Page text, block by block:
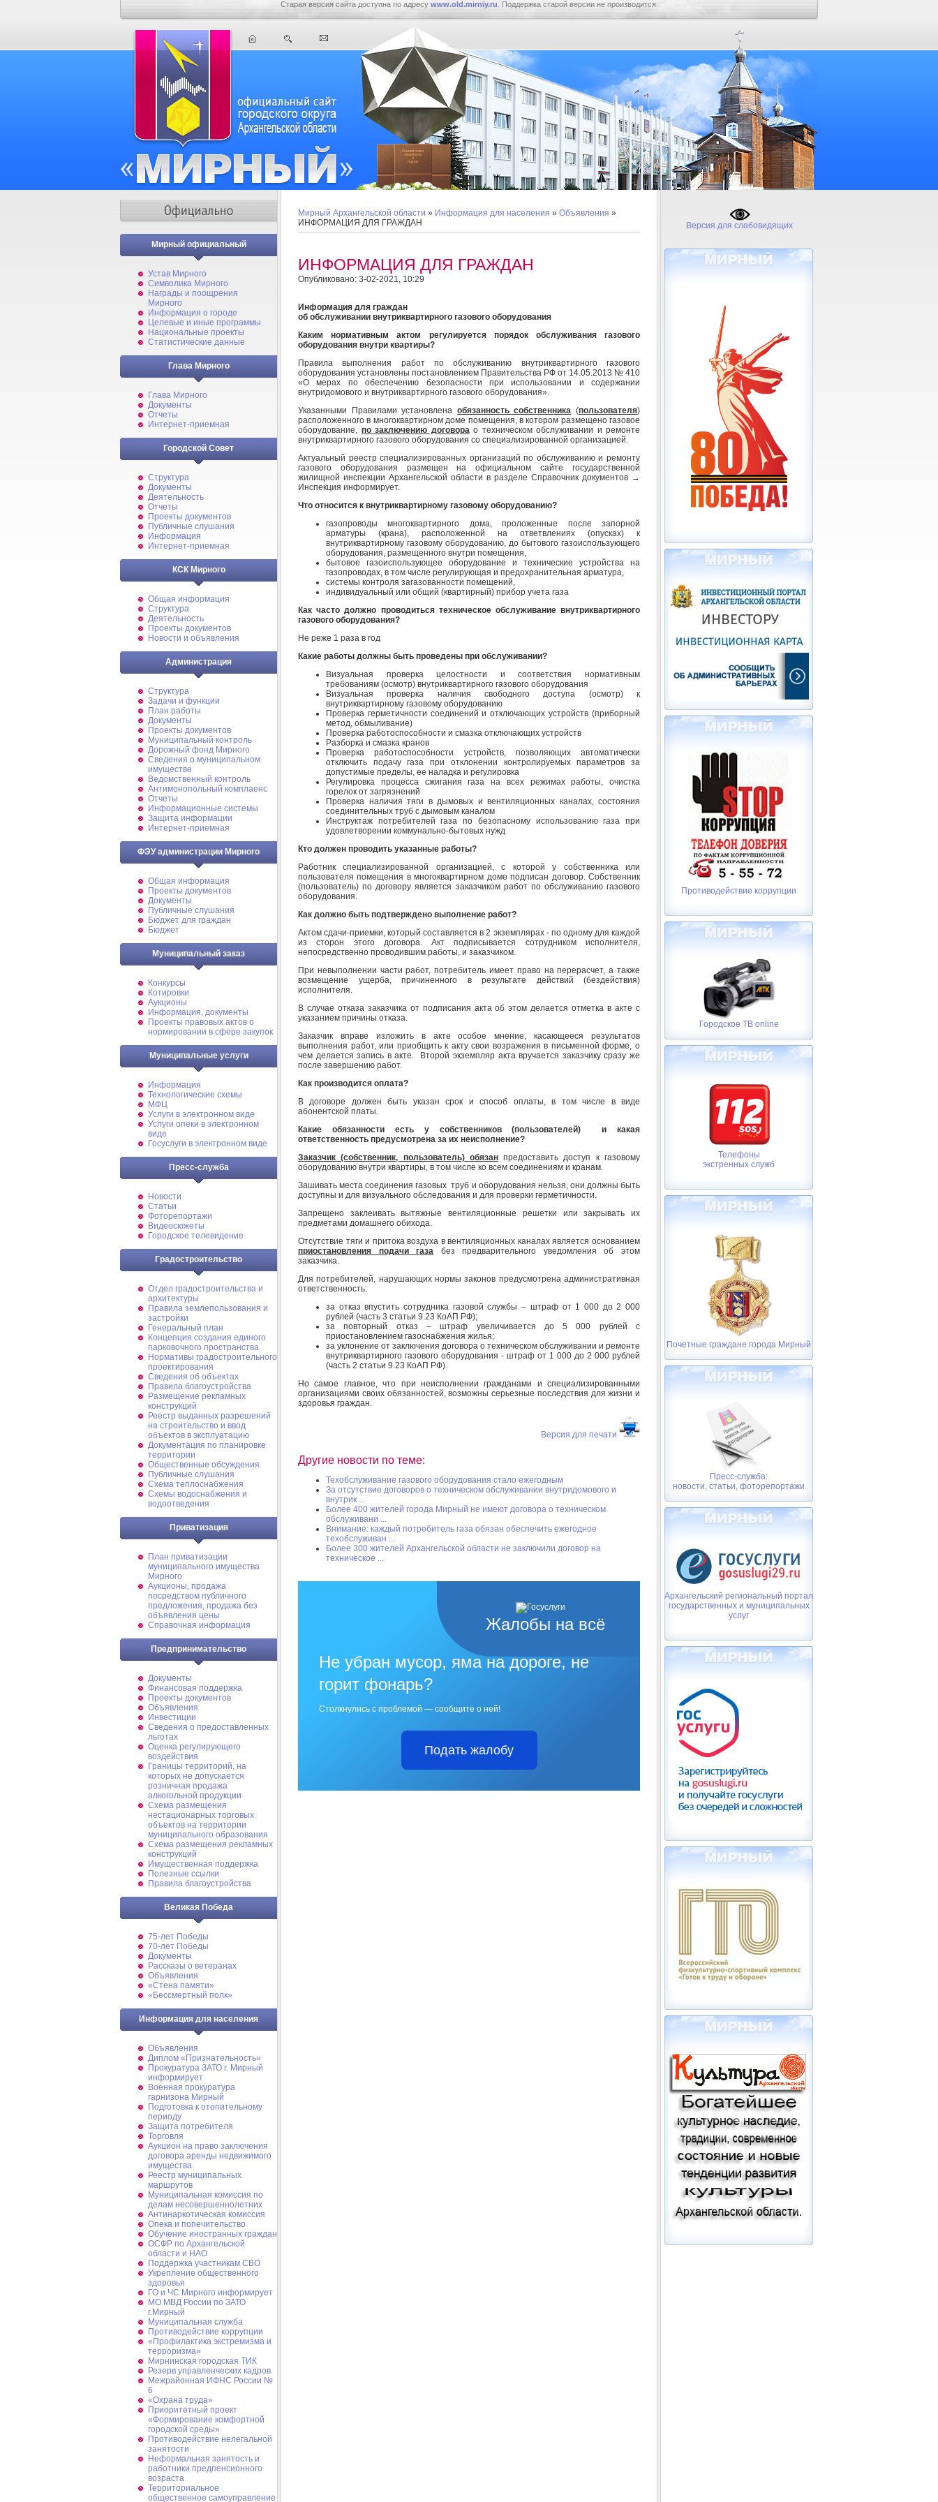
Старая версия сайта доступна по адресу www.old.mirniy.ru . Поддержка старой версии не производится.
Мирный официальный
Устав Мирного
Символика Мирного
Награды и поощрения
Мирного
Информация о городе
Целевые и иные программы
Национальные проекты
Статистические данные
Глава Мирного
Глава Мирного
Документы
Отчеты
Интернет-приемная
Городской Совет
Структура
Документы
Деятельность
Отчеты
Проекты документов
Публичные слушания
Информация
Интернет-приемная
КСК Мирного
Общая информация
Структура
Деятельность
Проекты документов
Новости и объявления
Администрация
Структура
Задачи и функции
План работы
Документы
Проекты документов
Муниципальный контроль
Дорожный фонд Мирного
Cведения о муниципальном
имуществе
Ведомственный контроль
Антимонопольный комплаенс
Отчеты
Информационные системы
Защита информации
Интернет-приемная
ФЭУ администрации Мирного
Общая информация
Проекты документов
Документы
Публичные слушания
Бюджет для граждан
Бюджет
Муниципальный заказ
Конкурсы
Котировки
Аукционы
Информация, документы
Проекты правовых актов о
нормировании в сфере закупок
Муниципальные услуги
Информация
Технологические схемы
МФЦ
Услуги в электронном виде
Услуги опеки в электронном
виде
Госуслуги в электронном виде
Пресс-служба
Новости
Статьи
Фоторепортажи
Видеосюжеты
Городское телевидение
Градостроительство
Отдел градостроительства и
архитектуры
Правила землепользования и
застройки
Генеральный план
Концепция создания единого
парковочного пространства
Нормативы градостроительного
проектирования
Сведения об объектах
Правила благоустройства
Размещение рекламных
конструкций
Реестр выданных разрешений
на строительство и ввод
объектов в эксплуатацию
Документация по планировке
территории
Общественные обсуждения
Публичные слушания
Схема теплоснабжения
Схемы водоснабжения и
водоотведения
Приватизация
План приватизации
муниципального имущества
Мирного
Аукционы, продажа
посредством публичного
предложения, продажа без
объявления цены
Справочная информация
Предпринимательство
Документы
Финансовая поддержка
Проекты документов
Объявления
Инвестиции
Сведения о предоставленных
льготах
Оценка регулирующего
воздействия
Границы территорий, на
которых не допускается
розничная продажа
алкогольной продукции
Схема размещения
нестационарных торговых
объектов на территории
муниципального образования
Схема размещения рекламных
конструкций
Имущественная поддержка
Полезные ссылки
Правила благоустройства
Великая Победа
75-лет Победы
70-лет Победы
Документы
Рассказы о ветеранах
Объявления
«Стена памяти»
«Бессмертный полк»
Информация для населения
Объявления
Диплом «Признательность»
Прокуратура ЗАТО г. Мирный
информирует
Военная прокуратура
гарнизона Мирный
Подготовка к отопительному
периоду
Защита потребителя
Торговля
Аукцион на право заключения
договора аренды недвижимого
имущества
Реестр муниципальных
маршрутов
Муниципальная комиссия по
делам несовершеннолетних
Антинаркотическая комиссия
Опека и попечительство
Обучение иностранных граждан
ОСФР по Архангельской
области и НАО
Поддержка участникам СВО
Укрепление общественного
здоровья
ГО и ЧС Мирного информирует
МО МВД России по ЗАТО
г.Мирный
Муниципальная cлужба
Противодействие коррупции
«Профилактика экстремизма и
терроризма»
Мирнинская городская ТИК
Резерв управленческих кадров
Межрайонная ИФНС России №
6
«Охрана труда»
Приоритетный проект
«Формирование комфортной
городской среды»
Противодействие нелегальной
занятости
Неформальная занятость и
работники предпенсионного
возраста
Территориальное
общественное самоуправление
Мирный Архангельской области » Информация для населения » Объявления »
ИНФОРМАЦИЯ ДЛЯ ГРАЖДАН
ИНФОРМАЦИЯ ДЛЯ ГРАЖДАН
Опубликовано: 3-02-2021, 10:29
Информация для граждан
об обслуживании внутриквартирного газового оборудования
Каким нормативным актом регулируется порядок обслуживания газового
оборудования внутри квартиры?
Правила выполнения работ по обслуживанию внутриквартирного газового
оборудования установлены постановлением Правительства РФ от 14.05.2013 № 410
«О мерах по обеспечению безопасности при использовании и содержании
внутридомового и внутриквартирного газового оборудования».
Указанными Правилами установлена обязанность собственника (пользователя)
расположенного в многоквартирном доме помещения, в котором размещено газовое
оборудование, по заключению договорао техническом обслуживании и ремонте
внутриквартирного газового оборудования со специализированной организацией.
Актуальный реестр специализированных организаций по обслуживанию и ремонту
газового оборудования размещен на официальном сайте государственной
жилищной инспекции Архангельской области в разделе Справочник документов →
Инспекция информирует.
Что относится к внутриквартирному газовому оборудованию?
газопроводы многоквартирного дома, проложенные после запорной
арматуры (крана), расположенной на ответвлениях (опусках) к
внутриквартирному газовому оборудованию, до бытового газоиспользующего
оборудования, размещенного внутри помещения,
бытовое газоиспользующее оборудование и технические устройства на
газопроводах, в том числе регулирующая и предохранительная арматура,
системы контроля загазованности помещений,
индивидуальный или общий (квартирный) прибор учета газа
Как часто должно проводиться техническое обслуживание внутриквартирного
газового оборудования?
Не реже 1 раза в год
Какие работы должны быть проведены при обслуживании?
Визуальная проверка целостности и соответствия нормативным
требованиям (осмотр) внутриквартирного газового оборудования
Визуальная проверка наличия свободного доступа (осмотр) к
внутриквартирному газовому оборудованию
Проверка герметичности соединений и отключающих устройств (приборный
метод, обмыливание)
Проверка работоспособности и смазка отключающих устройств
Разборка и смазка кранов
Проверка работоспособности устройств, позволяющих автоматически
отключить подачу газа при отклонении контролируемых параметров за
допустимые пределы, ее наладка и регулировка
Регулировка процесса сжигания газа на всех режимах работы, очистка
горелок от загрязнений
Проверка наличия тяги в дымовых и вентиляционных каналах, состояния
соединительных труб с дымовым каналом
Инструктаж потребителей газа по безопасному использованию газа при
удовлетворении коммунально-бытовых нужд
Кто должен проводить указанные работы?
Работник специализированной организацией, с которой у собственника или
пользователя помещения в многоквартирном доме подписан договор. Собственник
(пользователь) по договору является заказчиком работ по обслуживанию газового
оборудования.
Как должно быть подтверждено выполнение работ?
Актом сдачи-приемки, который составляется в 2 экземплярах - по одному для каждой
из сторон этого договора. Акт подписывается сотрудником исполнителя,
непосредственно проводившим работы, и заказчиком.
При невыполнении части работ, потребитель имеет право на перерасчет, а также
возмещение ущерба, причиненного в результате действий (бездействия)
исполнителя.
В случае отказа заказчика от подписания акта об этом делается отметка в акте с
указанием причины отказа.
Заказчик вправе изложить в акте особое мнение, касающееся результатов
выполнения работ, или приобщить к акту свои возражения в письменной форме, о
чем делается запись в акте. Второй экземпляр акта вручается заказчику сразу же
после завершению работ.
Как производится оплата?
В договоре должен быть указан срок и способ оплаты, в том числе в виде
абонентской платы.
Какие обязанности есть у собственников
(пользователей)
и какая
ответственность предусмотрена за их неисполнение?
Заказчик (собственник, пользователь) обязанпредоставить доступ к газовому
оборудованию внутри квартиры, в том числе ко всем соединениям и кранам.
Зашивать места соединения газовых труб и оборудования нельзя, они должны быть
доступны и для визуального обследования и для проверки герметичности.
Запрещено заклеивать вытяжные вентиляционные решетки или закрывать их
предметами домашнего обихода.
Отсутствие тяги и притока воздуха в вентиляционных каналах является основанием
приостановления подачи газа без предварительного уведомления об этом
заказчика.
Для потребителей, нарушающих нормы законов предусмотрена административная
ответственность:
за отказ впустить сотрудника газовой службы – штраф от 1 000 до 2 000
рублей (часть 3 статьи 9.23 КоАП РФ);
за повторный отказ – штраф увеличивается до 5 000 рублей с
приостановлением газоснабжения жилья;
за уклонение от заключения договора о техническом обслуживании и ремонте
внутриквартирного газового оборудования - штраф от 1 000 до 2 000 рублей
(часть 2 статьи 9.23 КоАП РФ).
Но самое главное, что при неисполнении гражданами и специализированными
организациями своих обязанностей, возможны серьезные последствия для жизни и
здоровья граждан.
Версия для печати
Другие новости по теме:
Техобслуживание газового оборудования стало ежегодным
За отсутствие договоров о техническом обслуживании внутридомового и
внутрик ...
Более 400 жителей города Мирный не имеют договора о техническом
обслуживани ...
Внимание: каждый потребитель газа обязан обеспечить ежегодное
техобслуживан ...
Более 300 жителей Архангельской области не заключили договор на
техническое ...
Жалобы на всё
Не убран мусор, яма на дороге, не
горит фонарь?
Столкнулись с проблемой — сообщите о ней!
Подать жалобу
Версия для слабовидящих
Противодействие коррупции
Городское ТВ online
Телефоны
экстренных служб
Почетные граждане города Мирный
Пресс-служба:
новости, статьи, фоторепортажи
Архангельский региональный портал
государственных и муниципальных
услуг